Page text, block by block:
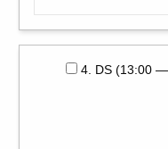
4. DS (13:00